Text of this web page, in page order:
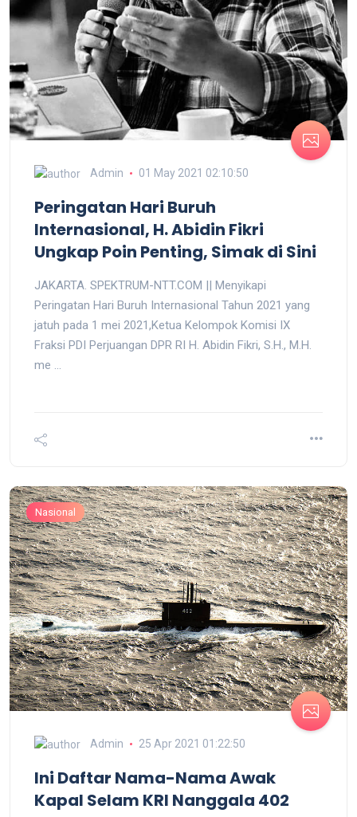
Admin 01 May 2021 02:10:50
Peringatan Hari Buruh
Internasional, H. Abidin Fikri
Ungkap Poin Penting, Simak di Sini
JAKARTA. SPEKTRUM-NTT.COM || Menyikapi
Peringatan Hari Buruh Internasional Tahun 2021 yang
jatuh pada 1 mei 2021,Ketua Kelompok Komisi IX
Fraksi PDI Perjuangan DPR RI H. Abidin Fikri, S.H., M.H.
me ...
Nasional
Admin 25 Apr 2021 01:22:50
Ini Daftar Nama-Nama Awak
Kapal Selam KRI Nanggala 402